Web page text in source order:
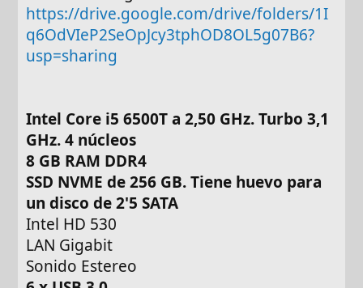
https://drive.google.com/drive/folders/1I
q6OdVIeP2SeOpJcy3tphOD8OL5g07B6?
usp=sharing
Intel Core i5 6500T a 2,50 GHz. Turbo 3,1
GHz. 4 núcleos
8 GB RAM DDR4
SSD NVME de 256 GB. Tiene huevo para
un disco de 2'5 SATA
Intel HD 530
LAN Gigabit
Sonido Estereo